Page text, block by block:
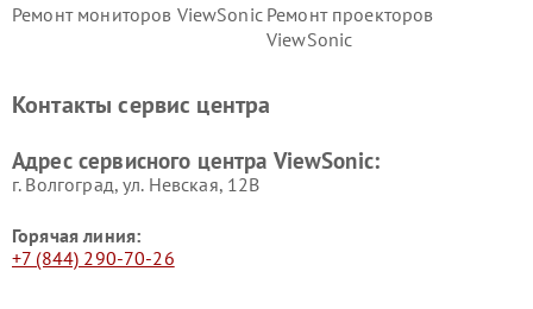
Ремонт мониторов ViewSonic Ремонт проекторов
ViewSonic
Контакты сервис центра
Адрес сервисного центра ViewSonic:
г. Волгоград, ул. Невская, 12В
Горячая линия:
+7 (844) 290-70-26